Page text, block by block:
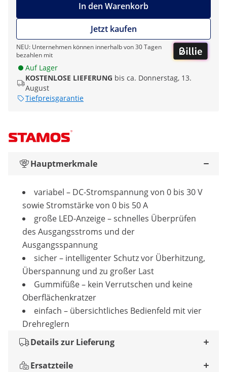
In den Warenkorb
Jetzt kaufen
NEU: Unternehmen können innerhalb von 30 Tagen
bezahlen mit
Auf Lager
KOSTENLOSE LIEFERUNG bis ca. Donnerstag, 13.
August
Tiefpreisgarantie
Hauptmerkmale
variabel ­– DC-Stromspannung von 0 bis 30 V
sowie Stromstärke von 0 bis 50 A
große LED-Anzeige – schnelles Überprüfen
des Ausgangsstroms und der
Ausgangsspannung
sicher – intelligenter Schutz vor Überhitzung,
Überspannung und zu großer Last
Gummifüße – kein Verrutschen und keine
Oberflächenkratzer
einfach – übersichtliches Bedienfeld mit vier
Drehreglern
Details zur Lieferung
Ersatzteile